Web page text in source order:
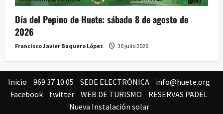
Día del Pepino de Huete: sábado 8 de agosto de
2026
Francisco Javier Baquero López 30 julio 2026
Inicio 969 37 10 05 SEDE ELECTRÓNICA
info@huete.org
Facebook
twitter WEB DE TURISMO
RESERVAS PADEL
Nueva Instalación solar